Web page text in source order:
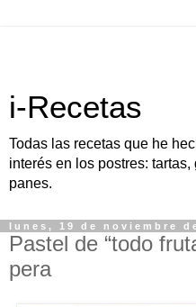
i-Recetas
Todas las recetas que he
interés en los postres:
panes.
lunes, 19 de noviembre
Pastel de “todo
pera